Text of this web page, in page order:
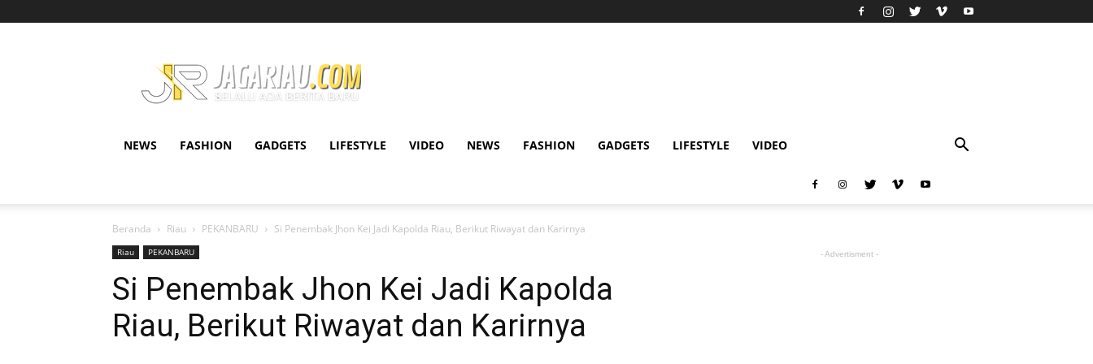
NEWS FASHION GADGETS LIFESTYLE VIDEO NEWS FASHION GADGETS LIFESTYLE VIDEO
Beranda Riau PEKANBARU Si Penembak Jhon Kei Jadi Kapolda Riau, Berikut Riwayat dan Karirnya
Riau PEKANBARU
Si Penembak Jhon Kei Jadi Kapolda
Riau, Berikut Riwayat dan Karirnya
- Advertisment -